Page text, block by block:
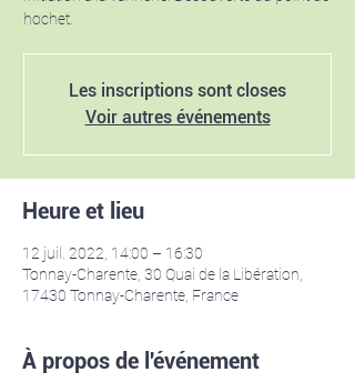
hochet.
Les inscriptions sont closes
Voir autres événements
Heure et lieu
12 juil. 2022, 14:00 – 16:30
Tonnay-Charente, 30 Quai de la Libération,
17430 Tonnay-Charente, France
À propos de l'événement